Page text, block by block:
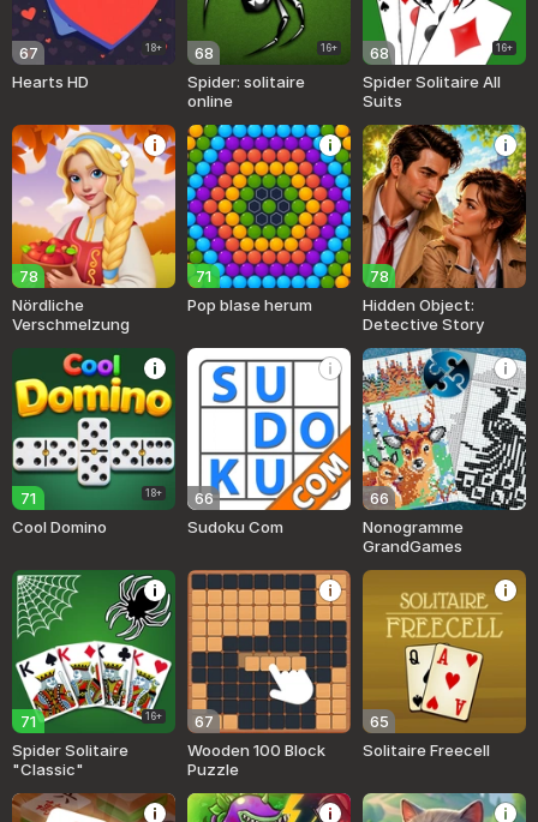
67 18+
Hearts HD
68 16+
Spider: solitaire
online
68 16+
Spider Solitaire All
Suits
78
Nördliche
Verschmelzung
71
Pop blase herum
78
Hidden Object:
Detective Story
71 18+
Cool Domino
66
Sudoku Com
66
Nonogramme
GrandGames
71 16+
Spider Solitaire
"Classic"
67
Wooden 100 Block
Puzzle
65
Solitaire Freecell